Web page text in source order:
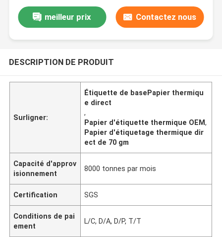
meilleur prix Contactez nous
DESCRIPTION DE PRODUIT
Surligner:
Étiquette de basePapier thermiqu
e direct
,
Papier d'étiquette thermique OEM,
Papier d'étiquetage thermique dir
ect de 70 gm
Capacité d'approv
isionnement
8000 tonnes par mois
Certification SGS
Conditions de pai
ement
L/C, D/A, D/P, T/T